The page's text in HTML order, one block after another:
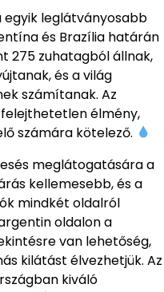
egyik leglátványosabb
és Brazília határán
275 zuhatagból állnak,
és a világ
számítanak. Az
élmény,
számára kötelező.
meglátogatására a
kellemesebb, és a
mindkét oldalról
oldalon a
van lehetőség,
kilátást élvezhetjük. Az
kiváló